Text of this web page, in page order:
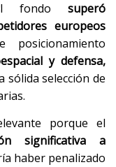
fondo superó
europeos
y defensa,
sólida selección de
porque el
significativa a
haber penalizado